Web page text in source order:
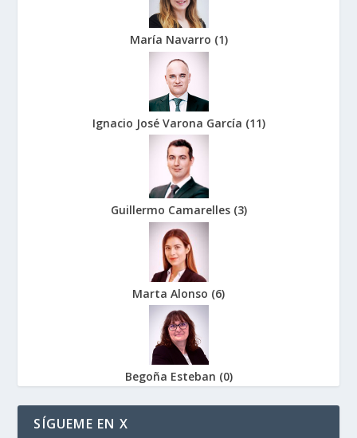
María Navarro (1)
Ignacio José Varona García (11)
Guillermo Camarelles (3)
Marta Alonso (6)
Begoña Esteban (0)
SÍGUEME EN X